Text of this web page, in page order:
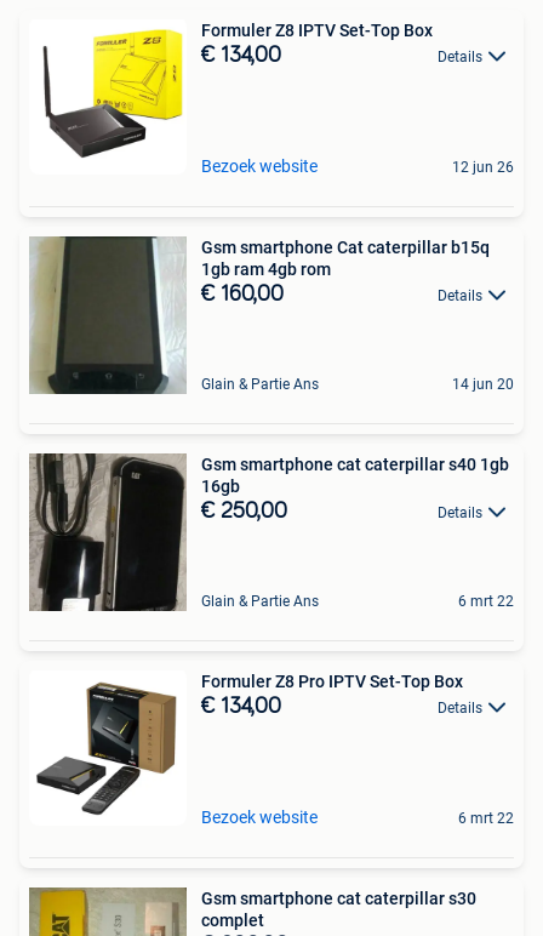
Formuler Z8 IPTV Set-Top Box
€ 134,00 Details
Bezoek website 12 jun 26
Gsm smartphone Cat caterpillar b15q
1gb ram 4gb rom
€ 160,00 Details
Glain & Partie Ans 14 jun 20
Gsm smartphone cat caterpillar s40 1gb
16gb
€ 250,00 Details
Glain & Partie Ans 6 mrt 22
Formuler Z8 Pro IPTV Set-Top Box
€ 134,00 Details
Bezoek website 6 mrt 22
Gsm smartphone cat caterpillar s30
complet